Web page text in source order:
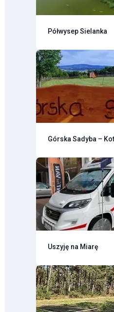
Półwysep Sielanka
Górska Sadyba –
Uszyję na Miarę